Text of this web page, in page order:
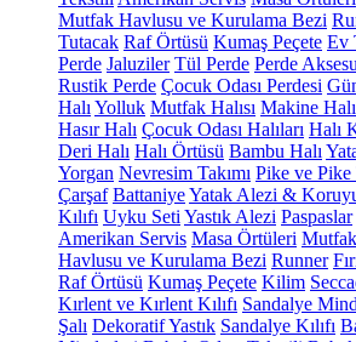
Mutfak Havlusu ve Kurulama Bezi
Tutacak Raf Örtüsü Kumaş Peçete Ev
Perde Jaluziler Tül Perde Perde
Rustik Perde Çocuk Odası Perdesi
Halı Yolluk Mutfak Halısı Makine
Hasır Halı Çocuk Odası Halıları Halı
Deri Halı Halı Örtüsü Bambu Halı
Yorgan Nevresim Takımı Pike ve Pike
Çarşaf BattaniyeYatak Alezi &
Kılıfı Uyku Seti Yastık Alezi Paspaslar
Amerikan Servis Masa Örtüleri
Havlusu ve Kurulama Bezi Runner
Raf Örtüsü Kumaş Peçete Kilim
Kırlent ve Kırlent Kılıfı Sandalye
Şalı Dekoratif Yastık Sandalye Kılıfı